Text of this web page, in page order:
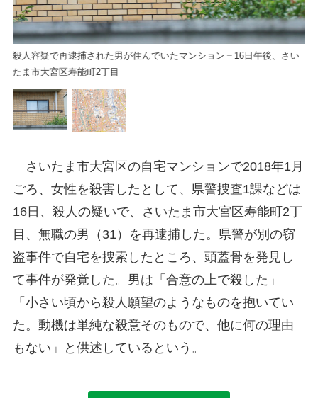
殺人容疑で再逮捕された男が住んでいたマンション＝16日午後、さい
たま市大宮区寿能町2丁目
さいたま市大宮区の自宅マンションで2018年1月
ごろ、女性を殺害したとして、県警捜査1課などは
16日、殺人の疑いで、さいたま市大宮区寿能町2丁
目、無職の男（31）を再逮捕した。県警が別の窃
盗事件で自宅を捜索したところ、頭蓋骨を発見し
て事件が発覚した。男は「合意の上で殺した」
「小さい頃から殺人願望のようなものを抱いてい
た。動機は単純な殺意そのもので、他に何の理由
もない」と供述しているという。